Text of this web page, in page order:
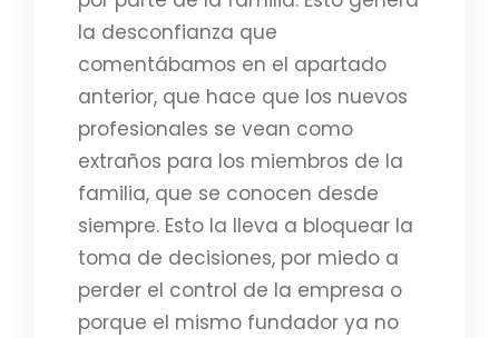
la desconfianza que
comentábamos en el apartado
anterior, que hace que los nuevos
profesionales se vean como
extraños para los miembros de la
familia, que se conocen desde
siempre. Esto la lleva a bloquear la
toma de decisiones, por miedo a
perder el control de la empresa o
porque el mismo fundador ya no